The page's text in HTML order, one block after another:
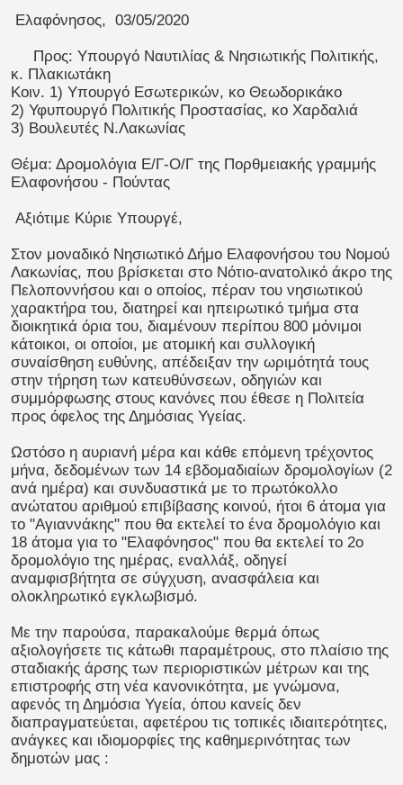
Ελαφόνησος, 03/05/2020
Προς: Υπουργό Ναυτιλίας & Νησιωτικής Πολιτικής,
κ. Πλακιωτάκη
Κοιν. 1) Υπουργό Εσωτερικών, κο Θεωδορικάκο
2) Υφυπουργό Πολιτικής Προστασίας, κο Χαρδαλιά
3) Βουλευτές Ν.Λακωνίας
Θέμα: Δρομολόγια Ε/Γ-Ο/Γ της Πορθμειακής γραμμής
Ελαφονήσου - Πούντας
Αξιότιμε Κύριε Υπουργέ,
Στον μοναδικό Νησιωτικό Δήμο Ελαφονήσου του Νομού
Λακωνίας, που βρίσκεται στο Νότιο-ανατολικό άκρο της
Πελοποννήσου και ο οποίος, πέραν του νησιωτικού
χαρακτήρα του, διατηρεί και ηπειρωτικό τμήμα στα
διοικητικά όρια του, διαμένουν περίπου 800 μόνιμοι
κάτοικοι, οι οποίοι, με ατομική και συλλογική
συναίσθηση ευθύνης, απέδειξαν την ωριμότητά τους
στην τήρηση των κατευθύνσεων, οδηγιών και
συμμόρφωσης στους κανόνες που έθεσε η Πολιτεία
προς όφελος της Δημόσιας Υγείας.
Ωστόσο η αυριανή μέρα και κάθε επόμενη τρέχοντος
μήνα, δεδομένων των 14 εβδομαδιαίων δρομολογίων (2
ανά ημέρα) και συνδυαστικά με το πρωτόκολλο
ανώτατου αριθμού επιβίβασης κοινού, ήτοι 6 άτομα για
το "Αγιαννάκης" που θα εκτελεί το ένα δρομολόγιο και
18 άτομα για το "Ελαφόνησος" που θα εκτελεί το 2ο
δρομολόγιο της ημέρας, εναλλάξ, οδηγεί
αναμφισβήτητα σε σύγχυση, ανασφάλεια και
ολοκληρωτικό εγκλωβισμό.
Με την παρούσα, παρακαλούμε θερμά όπως
αξιολογήσετε τις κάτωθι παραμέτρους, στο πλαίσιο της
σταδιακής άρσης των περιοριστικών μέτρων και της
επιστροφής στη νέα κανονικότητα, με γνώμονα,
αφενός τη Δημόσια Υγεία, όπου κανείς δεν
διαπραγματεύεται, αφετέρου τις τοπικές ιδιαιτερότητες,
ανάγκες και ιδιομορφίες της καθημερινότητας των
δημοτών μας :